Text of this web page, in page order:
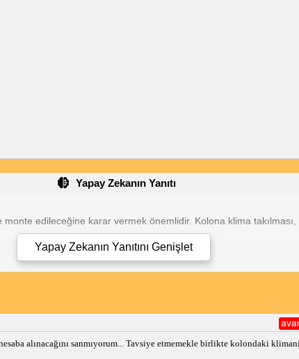
Yapay Zekanın Yanıtı
edileceğine karar vermek önemlidir. Kolona klima
önerilen bir yöntem değildir. Kolona klima takmak için bazı önemli
ve dayanıklılığının klimanın ağırlığını destekleyecek kadar
kirişe klima takılması düşünülebilir. Kirişler genellikle
de yukarıda belirtilen hususların dikkate alınması önemlidir.
Yapay Zekanın YanıtınıGenişlet
alınacağını sanmıyorum... Tavsiye etmemekle birlikte kolondaki